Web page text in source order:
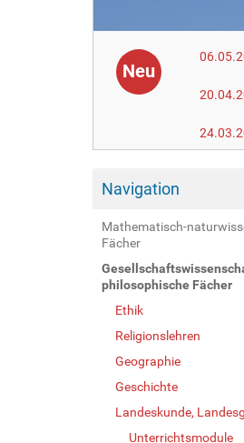
Neu
Navigation
Mathematisch-
Fächer
philosophische Fächer
Ethik
Religionslehren
Geographie
Geschichte
Landeskunde,
Unterrichtsmodule